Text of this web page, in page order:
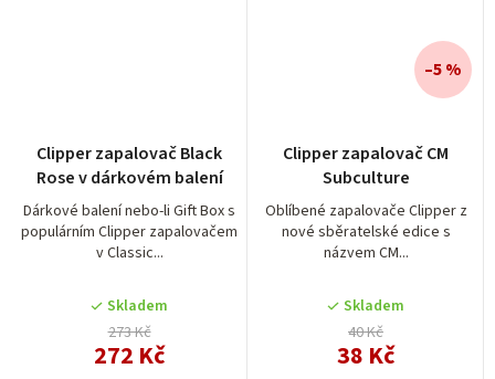
Clipper zapalovač Black
Rose v dárkovém balení
Dárkové balení nebo-li Gift Box s
populárním Clipper zapalovačem
v Classic...
Skladem
273 Kč
272 Kč
Clipper zapalovač CM
Subculture
Oblíbené zapalovače Clipper z
nové sběratelské edice s
názvem CM...
Skladem
40 Kč
38 Kč
–5 %